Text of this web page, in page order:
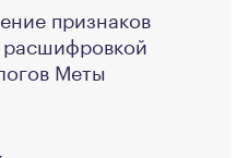
признаков
расшифровкой
Меты